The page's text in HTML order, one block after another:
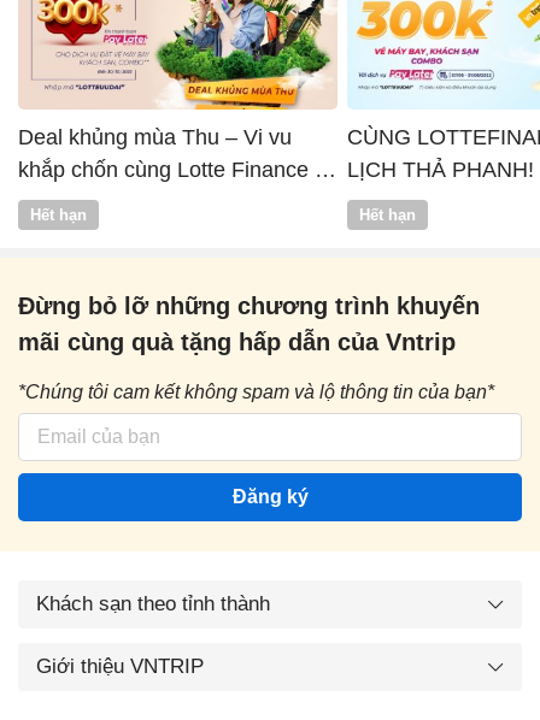
Deal khủng mùa Thu – Vi vu
khắp chốn cùng Lotte Finance x
Vntrip
Hết hạn
CÙNG
LỊCH THẢ PHANH!
Hết hạn
Đừng bỏ lỡ những chương trình khuyến
mãi cùng quà tặng hấp dẫn của Vntrip
*Chúng tôi cam kết không spam và lộ thông tin của bạn*
Đăng ký
Khách sạn theo tỉnh thành
Giới thiệu VNTRIP